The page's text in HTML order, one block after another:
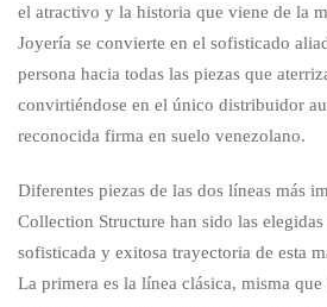
el atractivo y la historia que viene de la
Joyería se convierte en el sofisticado
persona hacia todas las piezas que
convirtiéndose en el único distribuidor
reconocida firma en suelo venezolano.
Diferentes piezas de las dos líneas más
Collection Structure han sido las
sofisticada y exitosa trayectoria de esta
La primera es la línea clásica, misma que